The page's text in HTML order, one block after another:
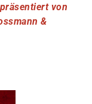
von
&